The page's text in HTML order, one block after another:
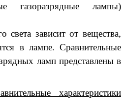
газоразрядные лампы)
света зависит от вещества,
в лампе. Сравнительные
ламп представлены в
характеристики